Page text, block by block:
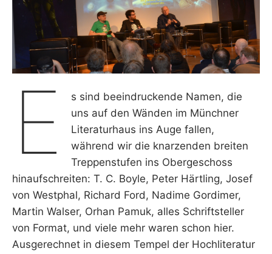
E
s sind beeindruckende Namen, die
uns auf den Wänden im Münchner
Literaturhaus ins Auge fallen,
während wir die knarzenden breiten
Treppenstufen ins Obergeschoss
hinaufschreiten: T. C. Boyle, Peter Härtling, Josef
von Westphal, Richard Ford, Nadime Gordimer,
Martin Walser, Orhan Pamuk, alles Schriftsteller
von Format, und viele mehr waren schon hier.
Ausgerechnet in diesem Tempel der Hochliteratur